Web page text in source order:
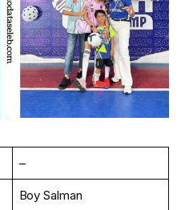
–
Boy Salman